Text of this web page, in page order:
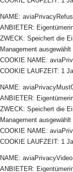
NAME:
ANBIETER:
ZWECK: Speichert die
Management ausgewählt
COOKIE NAME:
COOKIE LAUFZEIT: 1
NAME:
ANBIETER:
ZWECK: Speichert die
Management ausgewählt
COOKIE NAME:
COOKIE LAUFZEIT: 1
NAME:
ANBIETER: